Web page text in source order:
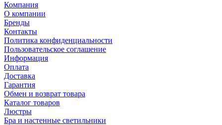
Компания
О компании
Бренды
Контакты
Политика конфиденциальности
Пользовательское соглашение
Информация
Оплата
Доставка
Гарантия
Обмен и возврат товара
Каталог товаров
Люстры
Бра и настенные светильники